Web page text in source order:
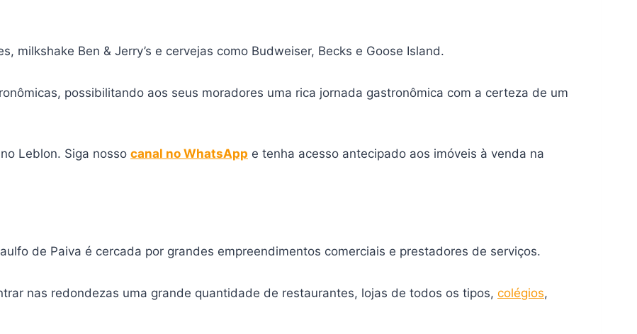
milkshake Ben & Jerry’s e cervejas como Budweiser, Becks e Goose Island.
possibilitando aos seus moradores uma rica jornada gastronômica com a certeza de um
Leblon. Siga nosso canal no WhatsApp e tenha acesso antecipado aos imóveis à venda na
de Paiva é cercada por grandes empreendimentos comerciais e prestadores de serviços.
nas redondezas uma grande quantidade de restaurantes, lojas de todos os tipos, colégios,